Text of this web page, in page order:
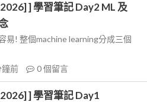
] 學習筆記 Day2 ML 及
易! 整個machine learning分成三個
鐘前 0個留言
] 學習筆記 Day1